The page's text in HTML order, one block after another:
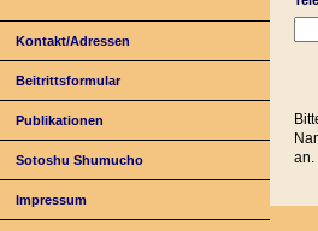
Kontakt/Adressen
Beitrittsformular
Publikationen
Sotoshu Shumucho
Impressum
an.